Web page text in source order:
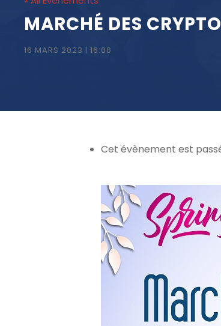
MARCHÉ DES
16 MARS 2023 | 16:00
Cet évènement est